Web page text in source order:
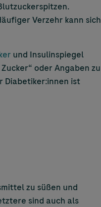
Verzehr kann sich
und Insulinspiegel
oder Angaben zu
Diabetiker:innen ist
zu süßen und
sind auch als